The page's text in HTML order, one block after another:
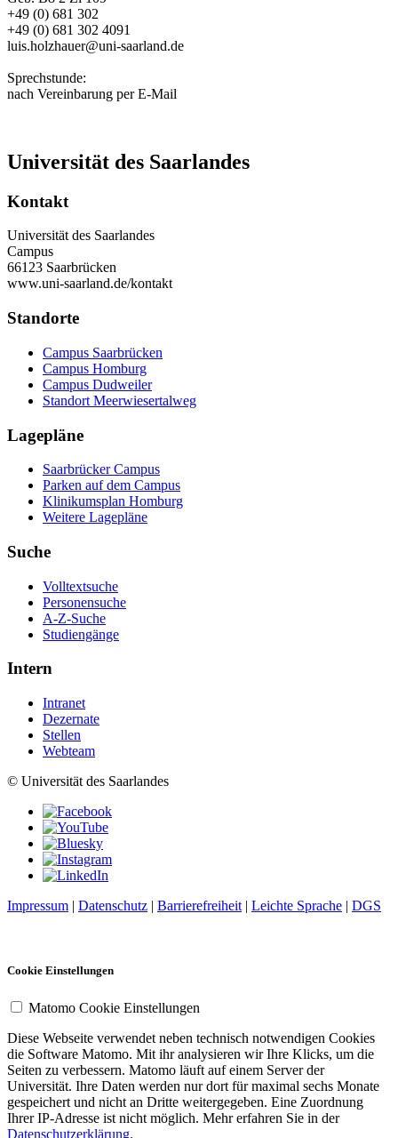
+49 (0) 681 302
+49 (0) 681 302 4091
luis.holzhauer@uni-saarland.de
Sprechstunde:
nach Vereinbarung per E-Mail
Universität des Saarlandes
Kontakt
Universität des Saarlandes
Campus
66123 Saarbrücken
www.uni-saarland.de/kontakt
Standorte
Campus Saarbrücken
Campus Homburg
Campus Dudweiler
Standort Meerwiesertalweg
Lagepläne
Saarbrücker Campus
Parken auf dem Campus
Klinikumsplan Homburg
Weitere Lagepläne
Suche
Volltextsuche
Personensuche
A-Z-Suche
Studiengänge
Intern
Intranet
Dezernate
Stellen
Webteam
© Universität des Saarlandes
Impressum | Datenschutz | Barrierefreiheit | Leichte Sprache | DGS
Cookie Einstellungen
Matomo Cookie Einstellungen
Diese Webseite verwendet neben technisch notwendigen Cookies
die Software Matomo. Mit ihr analysieren wir Ihre Klicks, um die
Seiten zu verbessern. Matomo läuft auf einem Server der
Universität. Ihre Daten werden nur dort für maximal sechs Monate
gespeichert und nicht an Dritte weitergegeben. Eine Zuordnung
Ihrer IP-Adresse ist nicht möglich. Mehr erfahren Sie in der
Datenschutzerklärung.